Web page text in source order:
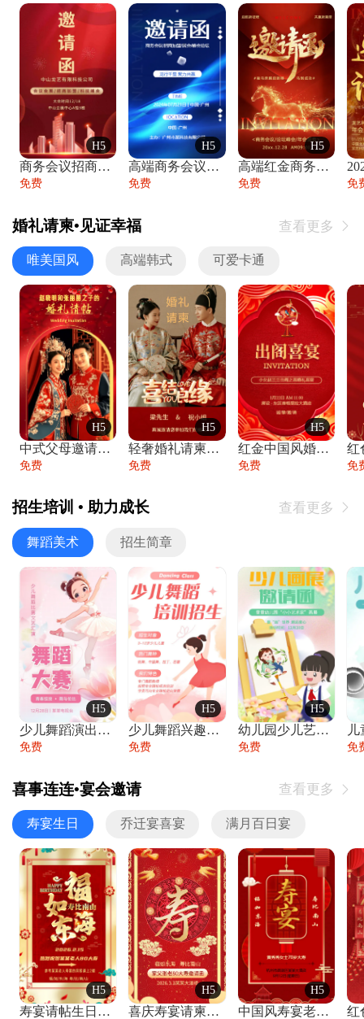
H5
商务会议招商展会科技峰会邀请函年会邀请
免费
H5
高端商务会议招商加盟展会峰会论坛邀请函
免费
H5
高端红金商务会议年会年终盛典答谢邀请函
免费 免
婚礼请柬•见证幸福 查看更多 
唯美国风 高端韩式 可爱卡通
H5
中式父母邀请函婚礼结婚请柬请贴父母邀请方
免费
H5
轻奢婚礼请柬婚礼邀请函结婚照请帖
免费
H5
红金中国风婚礼请柬出阁喜宴嫁女请帖出阁宴
免费 免
招生培训 • 助力成长 查看更多 
舞蹈美术 招生简章
H5
少儿舞蹈演出舞蹈比赛跳舞大赛文艺汇演活动
免费
H5
少儿舞蹈兴趣班艺术培训学校招生宣传
免费
H5
幼儿园少儿艺术展览绘画展摄影作品展美术展
免费 免
喜事连连•宴会邀请 查看更多 
寿宴生日 乔迁宴喜宴 满月百日宴
H5
寿宴请帖生日宴邀请函老人寿星生日快乐祝寿
H5
喜庆寿宴请柬老人生日宴会邀请函请柬过大寿
H5
中国风寿宴老人生日宴会邀请函寿宴请帖请柬